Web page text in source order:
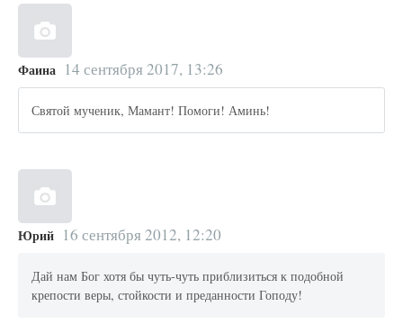
Фаина 14 сентября 2017, 13:26
Святой мученик, Мамант! Помоги! Аминь!
Юрий 16 сентября 2012, 12:20
Дай нам Бог хотя бы чуть-чуть приблизиться к подобной
крепости веры, стойкости и преданности Гоподу!